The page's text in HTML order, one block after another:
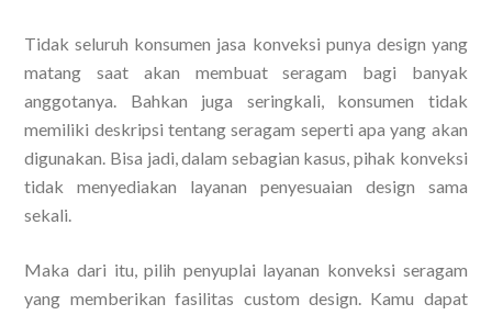
Tidak seluruh konsumen jasa konveksi punya design yang
matang saat akan membuat seragam bagi banyak
anggotanya. Bahkan juga seringkali, konsumen tidak
memiliki deskripsi tentang seragam seperti apa yang akan
digunakan. Bisa jadi, dalam sebagian kasus, pihak konveksi
tidak menyediakan layanan penyesuaian design sama
sekali.
Maka dari itu, pilih penyuplai layanan konveksi seragam
yang memberikan fasilitas custom design. Kamu dapat